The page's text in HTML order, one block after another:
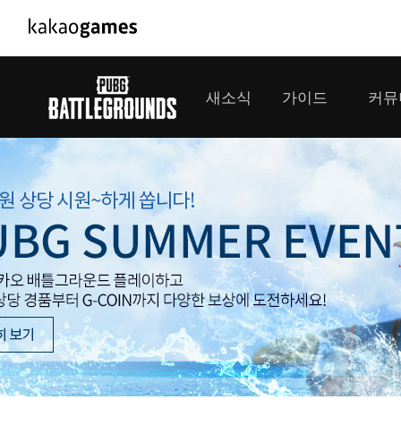
PC/모바일게임
도깨비의세계
아키에이지 워
아레스 : 라이즈 오브 가디언즈
배틀그라
패스 오브
패스 오브
모바일게임
우마무스메 프리티 더비
SMiniz
서비스
내정보
보안센터
새소식
이벤트
업데이트
대회소식
가이드 커
플레이
클랜
모집